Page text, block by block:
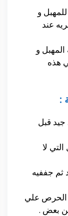
و
عند
و
هذه
:
قبل
لا
ثم جففيه
الحرص علي
بعض .